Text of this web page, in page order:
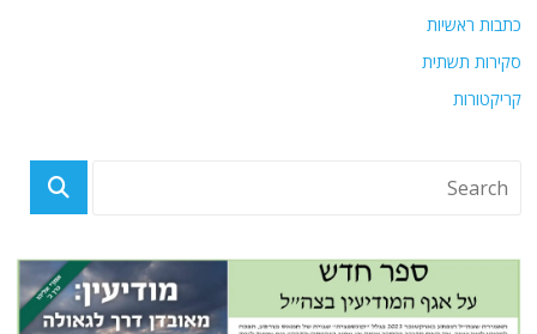
כתבות ראשיות
סקירות תשתית
קריקטורות